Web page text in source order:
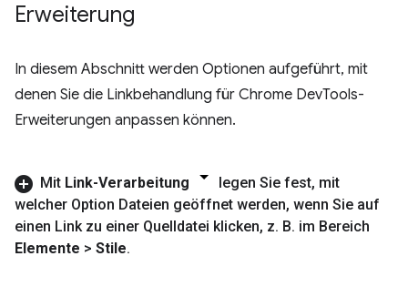
Erweiterung
In diesem Abschnitt werden Optionen aufgeführt, mit
denen Sie die Linkbehandlung für Chrome DevTools-
Erweiterungen anpassen können.
Mit Link-Verarbeitung legen Sie fest, mit
welcher Option Dateien geöffnet werden, wenn Sie auf
einen Link zu einer Quelldatei klicken, z. B. im Bereich
Elemente > Stile.